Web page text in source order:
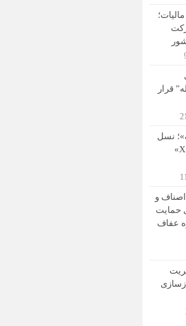
قرار
نسل
جدید سامانه «آواک X»
و
حمایت
عفاف